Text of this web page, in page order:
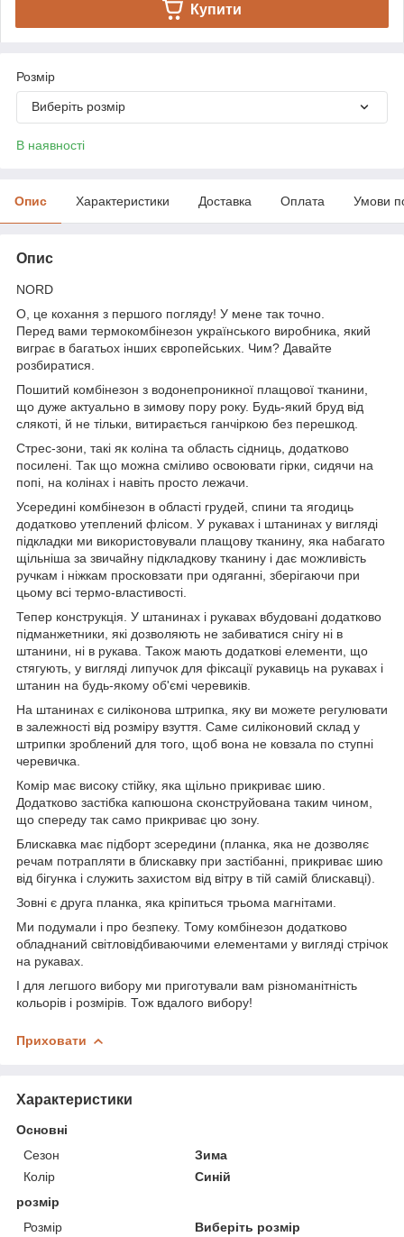
Купити
Розмір
Виберіть розмір
В наявності
Опис Характеристики Доставка Оплата Умови
Опис
NORD
О, це кохання з першого погляду! У мене так точно.
Перед вами термокомбінезон українського виробника, який
виграє в багатьох інших європейських. Чим? Давайте
розбиратися.
Пошитий комбінезон з водонепроникної плащової тканини,
що дуже актуально в зимову пору року. Будь-який бруд від
слякоті, й не тільки, витирається ганчіркою без перешкод.
Стрес-зони, такі як коліна та область сідниць, додатково
посилені. Так що можна сміливо освоювати гірки, сидячи на
попі, на колінах і навіть просто лежачи.
Усередині комбінезон в області грудей, спини та ягодиць
додатково утеплений флісом. У рукавах і штанинах у вигляді
підкладки ми використовували плащову тканину, яка набагато
щільніша за звичайну підкладкову тканину і дає можливість
ручкам і ніжкам просковзати при одяганні, зберігаючи при
цьому всі термо-властивості.
Тепер конструкція. У штанинах і рукавах вбудовані додатково
підманжетники, які дозволяють не забиватися снігу ні в
штанини, ні в рукава. Також мають додаткові елементи, що
стягують, у вигляді липучок для фіксації рукавиць на рукавах і
штанин на будь-якому об'ємі черевиків.
На штанинах є силіконова штрипка, яку ви можете регулювати
в залежності від розміру взуття. Саме силіконовий склад у
штрипки зроблений для того, щоб вона не ковзала по ступні
черевичка.
Комір має високу стійку, яка щільно прикриває шию.
Додатково застібка капюшона сконструйована таким чином,
що спереду так само прикриває цю зону.
Блискавка має підборт зсередини (планка, яка не дозволяє
речам потрапляти в блискавку при застібанні, прикриває шию
від бігунка і служить захистом від вітру в тій самій блискавці).
Зовні є друга планка, яка кріпиться трьома магнітами.
Ми подумали і про безпеку. Тому комбінезон додатково
обладнаний світловідбиваючими елементами у вигляді стрічок
на рукавах.
І для легшого вибору ми приготували вам різноманітність
кольорів і розмірів. Тож вдалого вибору!
Приховати
Характеристики
Основні
Сезон
Зима
Колір
Синій
розмір
Розмір
Виберіть розмір